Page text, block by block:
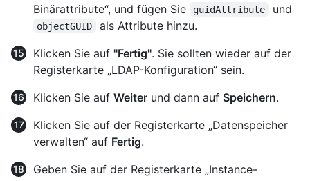
Binärattribute“, und fügen Sie
guidAttribute und
objectGUID
als Attribute hinzu.
Klicken Sie auf "Fertig". Sie sollten wieder auf der
Registerkarte „LDAP-Konfiguration“ sein.
Klicken Sie auf Weiter und dann auf Speichern.
Klicken Sie auf der Registerkarte „Datenspeicher
verwalten“ auf Fertig.
Geben Sie auf der Registerkarte „Instance-